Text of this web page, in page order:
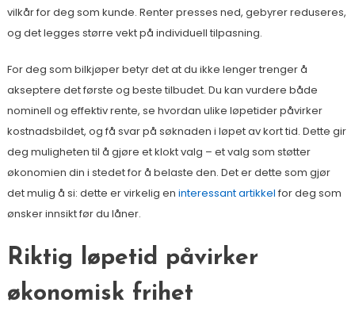
vilkår for deg som kunde. Renter presses ned, gebyrer reduseres,
og det legges større vekt på individuell tilpasning.
For deg som bilkjøper betyr det at du ikke lenger trenger å
akseptere det første og beste tilbudet. Du kan vurdere både
nominell og effektiv rente, se hvordan ulike løpetider påvirker
kostnadsbildet, og få svar på søknaden i løpet av kort tid. Dette gir
deg muligheten til å gjøre et klokt valg – et valg som støtter
økonomien din i stedet for å belaste den. Det er dette som gjør
det mulig å si: dette er virkelig en interessant artikkel for deg som
ønsker innsikt før du låner.
Riktig løpetid påvirker
økonomisk frihet